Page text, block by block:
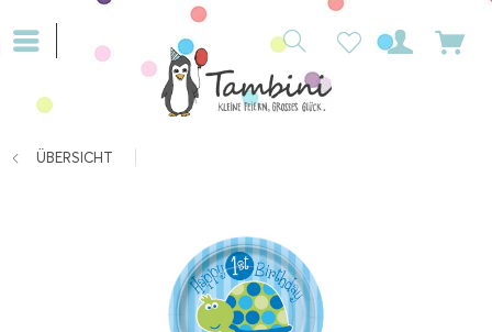
ÜBERSICHT